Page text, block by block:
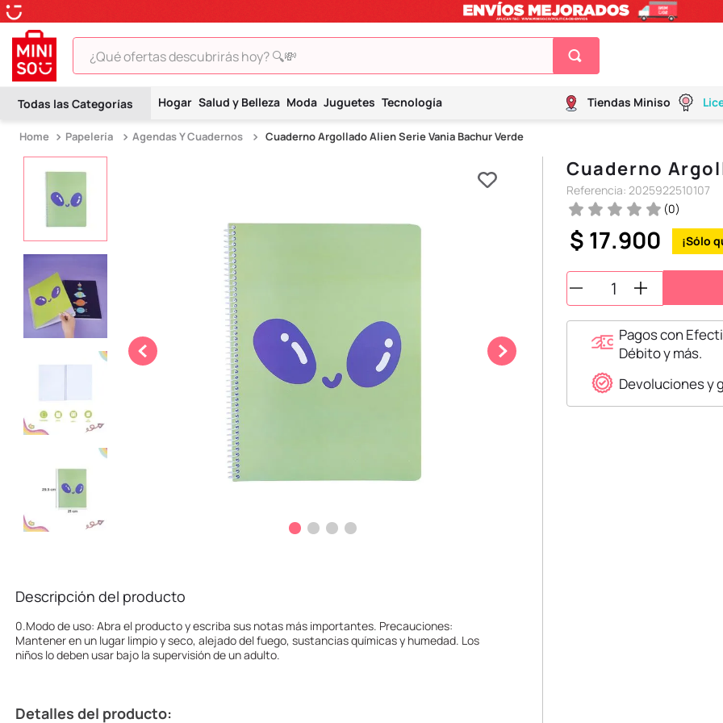
¿Qué ofertas descubrirás hoy? 🔍💸
Hogar Salud y Belleza Moda Juguetes Tecnología Tiendas Miniso
Papelería Agendas Y Cuadernos Cuaderno Argollado Alien Serie Vania Bachur Verde
Descripción del producto
0.Modo de uso: Abra el producto y escriba sus notas más importantes. Precauciones:
Mantener en un lugar limpio y seco, alejado del fuego, sustancias químicas y humedad. Los
niños lo deben usar bajo la supervisión de un adulto.
Detalles del producto:
Cuaderno
Referencia: 2025922510107
(0)
$ 17.900
Pagos con
Débito y más.
Devoluciones y
TÉRMINOS MÁS BUSCADOS
2 .
hello kitty
9.
one piece
. league of legends